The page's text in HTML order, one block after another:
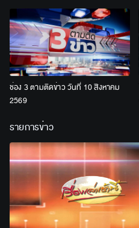
ช่อง 3 ตามติดข่าว วันที่ 10 สิงหาคม
2569
รายการข่าว